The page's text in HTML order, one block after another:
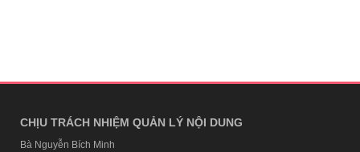
CHỊU TRÁCH NHIỆM QUẢN LÝ NỘI DUNG
Bà Nguyễn Bích Minh